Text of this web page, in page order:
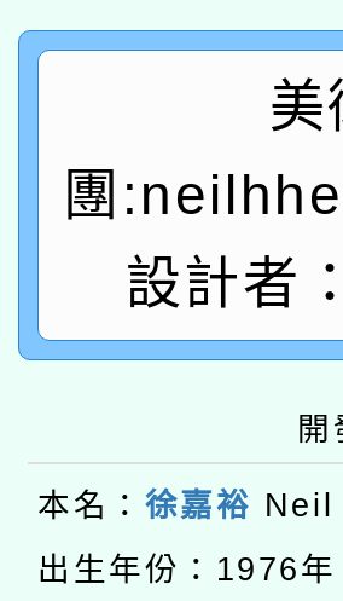
公告之原住
兒童少年暑
有關本府
心」，鼓勵
案。
本校115學
招甄選結果
招)
適應運動共
本館辦理
暨閱讀推動
本校115學
第3次招考
本校115學
次招考甄選
有關原住民
美
團
設計者
開
本名： 徐嘉裕 Neil
出生年份：1976年